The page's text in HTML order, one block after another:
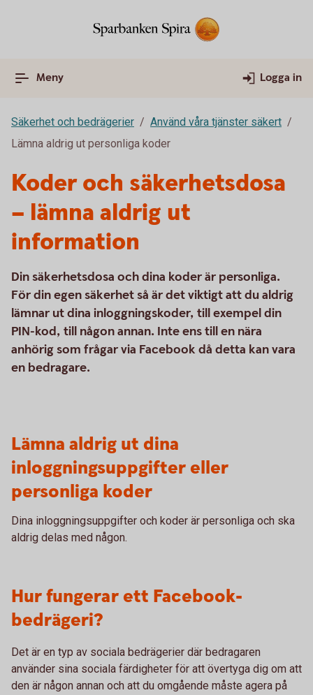
Meny Logga in
Säkerhet och bedrägerier
Använd våra tjänster säkert
Lämna aldrig ut personliga koder
Koder och säkerhetsdosa
– lämna aldrig ut
information
Din säkerhetsdosa och dina koder är personliga.
För din egen säkerhet så är det viktigt att du aldrig
lämnar ut dina inloggningskoder, till exempel din
PIN-kod, till någon annan. Inte ens till en nära
anhörig som frågar via Facebook då detta kan vara
en bedragare.
Lämna aldrig ut dina
inloggningsuppgifter eller
personliga koder
Dina inloggningsuppgifter och koder är personliga och ska
aldrig delas med någon.
Hur fungerar ett Facebook-
bedrägeri?
Det är en typ av sociala bedrägerier där bedragaren
använder sina sociala färdigheter för att övertyga dig om att
den är någon annan och att du omgående måste agera på